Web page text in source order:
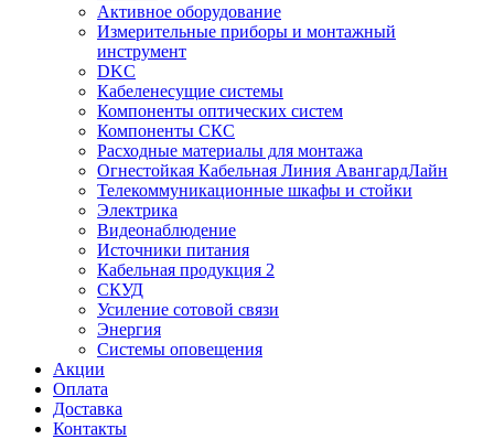
Активное оборудование
Измерительные приборы и монтажный
инструмент
DKC
Кабеленесущие системы
Компоненты оптических систем
Компоненты СКС
Расходные материалы для монтажа
Огнестойкая Кабельная Линия АвангардЛайн
Телекоммуникационные шкафы и стойки
Электрика
Видеонаблюдение
Источники питания
Кабельная продукция 2
СКУД
Усиление сотовой связи
Энергия
Системы оповещения
Акции
Оплата
Доставка
Контакты